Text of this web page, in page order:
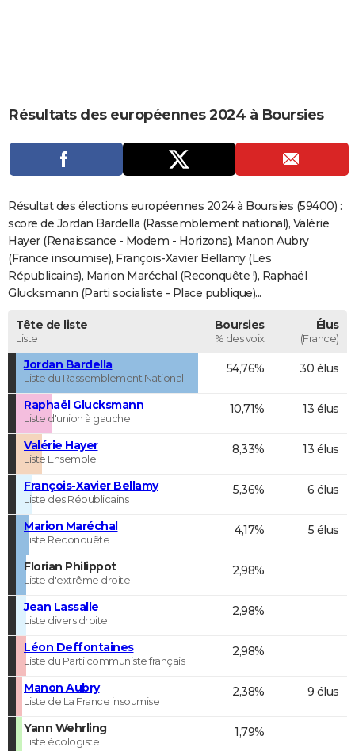
CARTE DE VOEUX
Carte de Noël
Carte Bonne année
Carte Saint-Valentin
Carte Pâques
Carte d'anniversaire
DICTIONNAIRE
Dictionnaire
Biographies
Citations
Expressions
Proverbes
PROGRAMME TV
COPAINS D'AVANT
S'inscrire
Se connecter
Lycées
Collèges
Primaires
Universités
Entreprises
Service militaire
Avis de recherche
AVIS DE DÉCÈS
FORUM
Résultats des européennes 2024 à Boursies
Résultat des élections européennes 2024 à Boursies (59400) :
score de Jordan Bardella (Rassemblement national), Valérie
Hayer (Renaissance - Modem - Horizons), Manon Aubry
(France insoumise), François-Xavier Bellamy (Les
Républicains), Marion Maréchal (Reconquête !), Raphaël
Glucksmann (Parti socialiste - Place publique)...
Tête de liste
Liste
Boursies
% des voix
Élus
(France)
Jordan Bardella
Liste du Rassemblement National
54,76% 30 élus
Raphaël Glucksmann
Liste d'union à gauche
10,71% 13 élus
Valérie Hayer
Liste Ensemble
8,33% 13 élus
François-Xavier Bellamy
Liste des Républicains
5,36% 6 élus
Marion Maréchal
Liste Reconquête !
4,17% 5 élus
Florian Philippot
Liste d'extrême droite
2,98%
Jean Lassalle
Liste divers droite
2,98%
Léon Deffontaines
Liste du Parti communiste français
2,98%
Manon Aubry
Liste de La France insoumise
2,38% 9 élus
Yann Wehrling
Liste écologiste
1,79%